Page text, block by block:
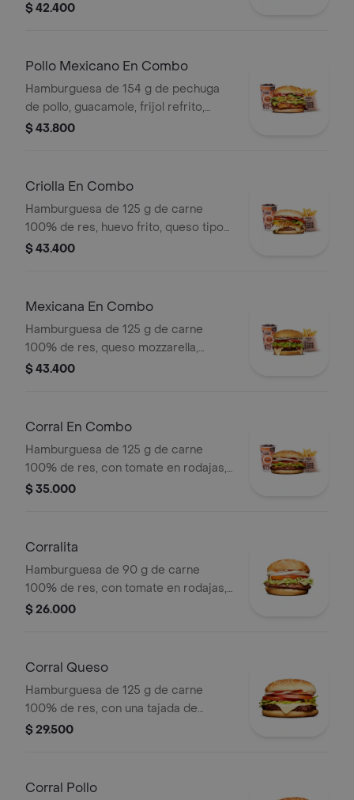
piña, lechuga, salsa blanca y salsa de
pet
$ 42.400
Pollo Mexicano En Combo
Hamburguesa de 154 g de pechuga
de pollo, guacamole, frijol refrito,
tortillas de maíz, tomate, lechuga y
$ 43.800
Criolla En Combo
Hamburguesa de 125 g de carne
100% de res, huevo frito, queso tipo
mozzarella, cebolla grillé, tomate en
pet
$ 43.400
Mexicana En Combo
Hamburguesa de 125 g de carne
100% de res, queso mozzarella,
guacamole, fríjol refrito, tomate,
bebida pet
$ 43.400
Corral En Combo
Hamburguesa de 125 g de carne
100% de res, con tomate en rodajas,
cebolla en rodajas, lechuga y salsas
$ 35.000
Corralita
Hamburguesa de 90 g de carne
100% de res, con tomate en rodajas,
cebolla en rodajas, lechuga, salsa
$ 26.000
Corral Queso
Hamburguesa de 125 g de carne
100% de res, con una tajada de
queso tipo mozzarella, tomate en
mostaza
$ 29.500
Corral Pollo